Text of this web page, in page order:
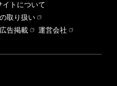
イトについて
取り扱い
広告掲載
運営会社